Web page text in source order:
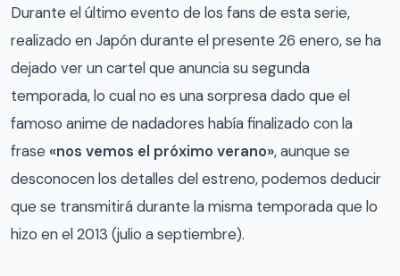
Durante el último evento de los fans de esta serie,
realizado en Japón durante el presente 26 enero, se ha
dejado ver un cartel que anuncia su segunda
temporada, lo cual no es una sorpresa dado que el
famoso anime de nadadores había finalizado con la
frase «nos vemos el próximo verano», aunque se
desconocen los detalles del estreno, podemos deducir
que se transmitirá durante la misma temporada que lo
hizo en el 2013 (julio a septiembre).